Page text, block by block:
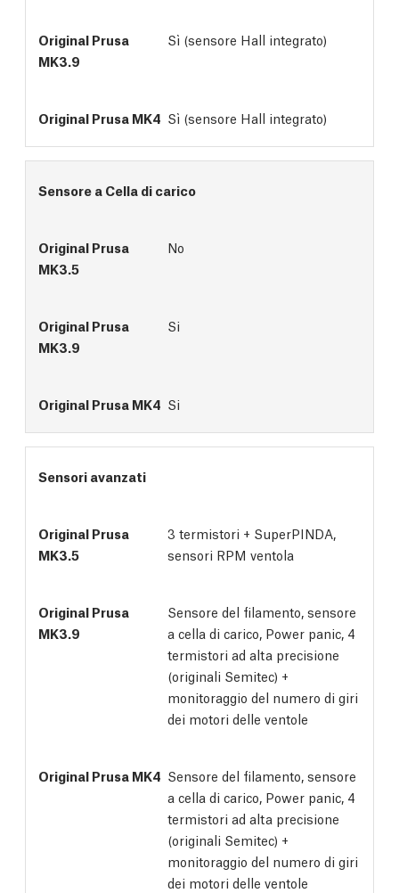
Sì (sensore Hall integrato)
Sì (sensore Hall integrato)
Sensore a Cella di carico
No
Si
Si
Sensori avanzati
3 termistori + SuperPINDA,
sensori RPM ventola
Sensore del filamento, sensore
a cella di carico, Power panic, 4
termistori ad alta precisione
(originali Semitec) +
monitoraggio del numero di giri
dei motori delle ventole
Sensore del filamento, sensore
a cella di carico, Power panic, 4
termistori ad alta precisione
(originali Semitec) +
monitoraggio del numero di giri
dei motori delle ventole